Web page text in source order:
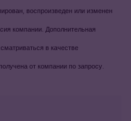
воспроизведен или изменен
компании. Дополнительная
в качестве
от компании по запросу.